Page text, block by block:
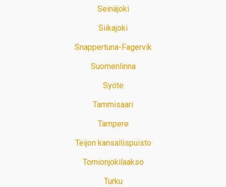
Seinäjoki
Siikajoki
Snappertuna-Fagervik
Suomenlinna
Syöte
Tammisaari
Tampere
Teijon kansallispuisto
Tornionjokilaakso
Turku